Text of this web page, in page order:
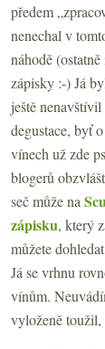
předem
nenechal v
náhodě
zápisky :-) Já
ještě
degustace, byť
vínech už zde
blogerů
seč může na
zápisku, který
můžete
Já se vrhnu
vínům.
vyloženě toužil,